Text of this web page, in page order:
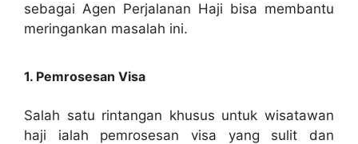
sebagai Agen Perjalanan Haji bisa membantu
meringankan masalah ini.
1. Pemrosesan Visa
Salah satu rintangan khusus untuk wisatawan
haji ialah pemrosesan visa yang sulit dan